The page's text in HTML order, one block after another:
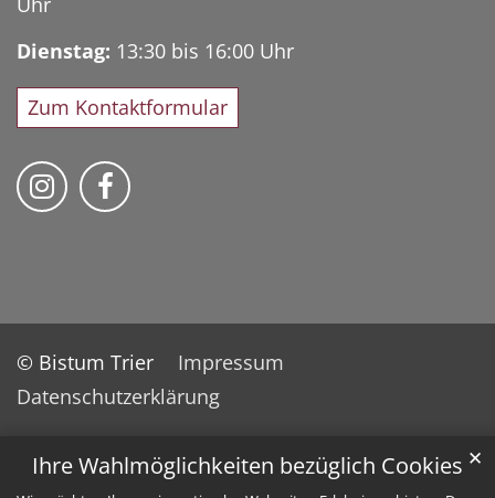
Ihre Wahlmöglichkeiten bezüglich Cookies ✕
Dienstag: 13:30 bis 16:00 Uhr
Zum Kontaktformular
Bischöfliches Priesterseminar auf
Bischöfliches Priesterseminar auf
© Bistum Trier
Impressum
Datenschutzerklärung